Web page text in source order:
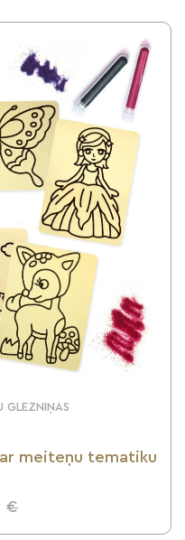
GLEZNIŅAS
meiteņu tematiku
€